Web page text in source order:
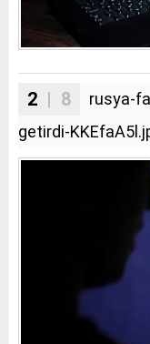
2 | 8
rusya-
getirdi-